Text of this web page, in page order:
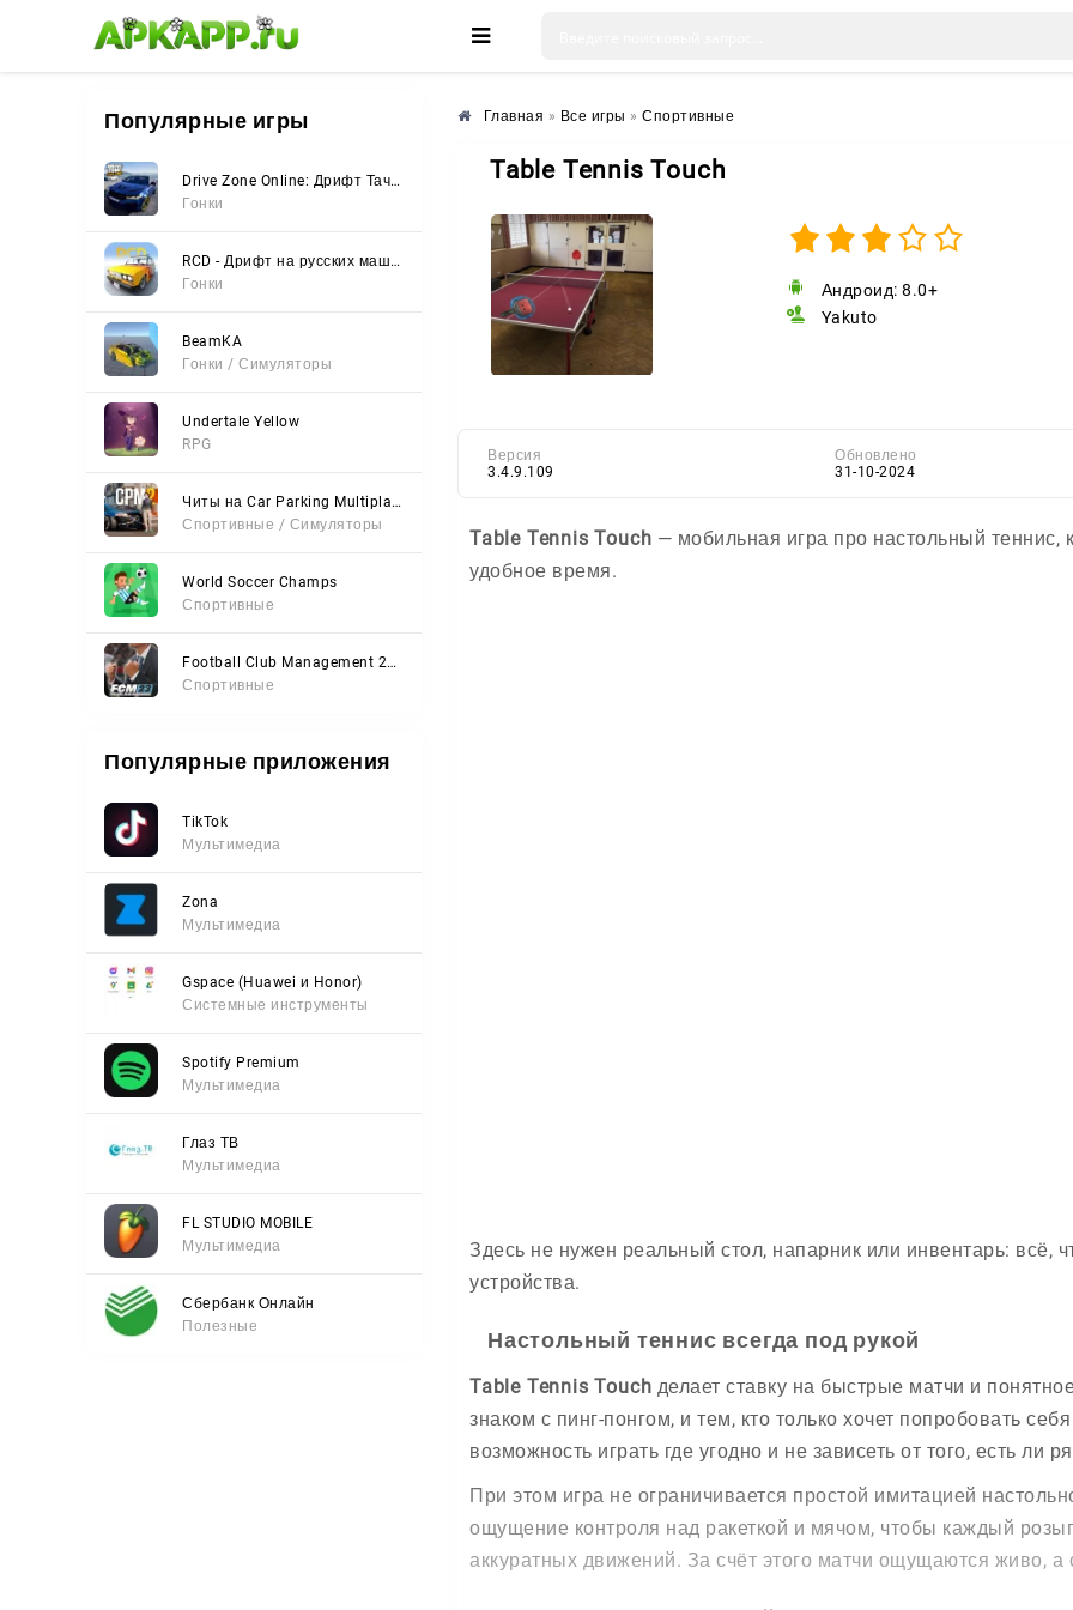
🌸 🌼 🌺
Популярные игры
Drive Zone Online: Дрифт Тачки
Гонки
RCD - Дрифт на русских машинах
Гонки
BeamKA
Гонки / Симуляторы
Undertale Yellow
RPG
Читы на Car Parking Multiplayer 2 (Все открыто, Мод-Меню)
Спортивные / Симуляторы
World Soccer Champs
Спортивные
Football Club Management 2023
Спортивные
Популярные приложения
TikTok
Мультимедиа
Zona
Мультимедиа
Gspace (Huawei и Honor)
Системные инструменты
Spotify Premium
Мультимедиа
Глаз ТВ
Мультимедиа
FL STUDIO MOBILE
Мультимедиа
Сбербанк Онлайн
Полезные
Главная » Все игры » Спортивные
Table Tennis Touch
Андроид: 8.0+
Yakuto
Версия
3.4.9.109
Обновлено
31-10-2024
Table Tennis Touch — мобильная игра про настольный теннис,
удобное время.
Здесь не нужен реальный стол, напарник или инвентарь: всё,
устройства.
Настольный теннис всегда под рукой
Table Tennis Touch делает ставку на быстрые матчи и
знаком с пинг-понгом, и тем, кто только хочет попробовать
возможность играть где угодно и не зависеть от того, есть ли
При этом игра не ограничивается простой имитацией
ощущение контроля над ракеткой и мячом, чтобы каждый
аккуратных движений. За счёт этого матчи ощущаются живо, а